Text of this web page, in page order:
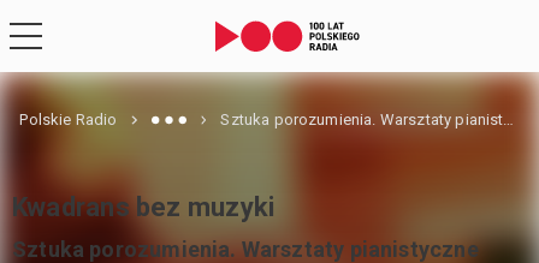
Polskie Radio Sztuka porozumienia. Warsztaty pianistyczne przed XIX Konkursem Chopinowskim. Prowadzi Beata Stylińska
Kwadrans bez muzyki
Sztuka porozumienia. Warsztaty pianistyczne